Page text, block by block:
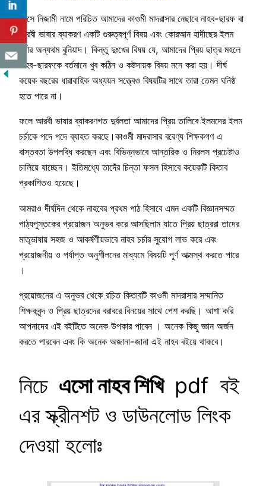
দরসে নিজামী নামে পরিচিত আমাদের কাওমী মাদরাসার নেছাবে নাহব-ছারফ বা
আরবী ভাষার ব্যাকরণ একটি গুরুত্বপূর্ণ বিষয় এবং কোরআন হাদীছের ইলম
চর্চার অন্যথম বুনিয়াদ। কিন্তু দুঃখের বিষয় যে, আমাদের প্রিয় ছাত্র মহলে
নাহব-ছারফকে বর্তমানে খুব কঠিন ও কষ্টদায়ক বিষয় মনে করা হয়। দীর্ঘ
কয়েক বছরের ধারাবাহিক অধ্যয়ন সত্ত্বেও বিষয়টির সাথে তারা তেমন ঘনিষ্ঠ
হতে পারে না।
ফলে আরবী ভাষার ব্যাকরণগত দুর্বলতা আমাদের প্রিয় তালিবে ইলমদের ইলম
চর্চাকে পদে পদে ব্যাহত করছে।কাওমী মাদরাসার বরেণ্য শিক্ষকগণ এ
বাস্তবতা উপলব্ধি করছেন এবং বিভিন্নভাবে আন্তরিক ও নিরলস প্রচেষ্টাও
চালিয়ে যাচ্ছেন। ইতিমধ্যে তাদেঁর চিন্তা ফসল হিসাবে কয়েকটি কিতাব
প্রকাশিতও হয়েছে।
আমরাও দীর্ঘদিন থেকে নাহবের প্রথম পাঠ হিসাবে এমন একটি বিজ্ঞানসম্মত
পাঠ্যপুস্তকের প্রয়োজন অনুভব করে আসছিলাম যাতে প্রিয় ছাত্ররা তাদের
মাতৃভাষায় সহজ ও আকর্ষণীয়ভাবে নাহব চর্চার সুযোগ লাভ করে এবং
প্রয়োজনীয় ও পর্যাপ্ত অনুশীলনের মাধ্যমে বিষয়টি পূর্ণ আত্মস্থ করতে পারে
।
প্রয়োজনের এ অনুভব থেকে রচিত কিতাবটি কাওমী মাদরাসার সম্মানিত
শিক্ষকবৃন্দ ও প্রিয় ছাত্রদের বরাবরে বিনয়ের সাথে পেশ করছি। আশা করি
আপনাদের এই বইটিতে অনেক উপকার পাবেন । অনেক কিছু জ্ঞান অর্জন
করতে পারবেন এবং কি অনেক অজানা-জানা এই নাহব বইয়ে থাকবে।
নিচে এসো নাহব শিখি pdf বই
এর স্ক্রীনশট ও ডাউনলোড লিংক
দেওয়া হলোঃ